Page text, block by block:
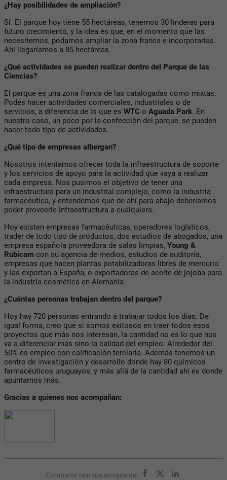
¿Hay posibilidades de ampliación?
Sí. El parque hoy tiene 55 hectáreas, tenemos 30 linderas para
futuro crecimiento, y la idea es que, en el momento que las
necesitemos, podamos ampliar la zona franca e incorporarlas.
Ahí llegaríamos a 85 hectáreas.
¿Qué actividades se pueden realizar dentro del Parque de las
Ciencias?
El parque es una zona franca de las catalogadas como mixtas.
Podés hacer actividades comerciales, industriales o de
servicios, a diferencia de lo que es WTC o Aguada Park. En
nuestro caso, un poco por la confección del parque, se pueden
hacer todo tipo de actividades.
¿Qué tipo de empresas albergan?
Nosotros intentamos ofrecer toda la infraestructura de soporte
y los servicios de apoyo para la actividad que vaya a realizar
cada empresa. Nos pusimos el objetivo de tener una
infraestructura para un industrial complejo, como la industria
farmacéutica, y entendemos que de ahí para abajo deberíamos
poder proveerle infraestructura a cualquiera.
Hoy existen empresas farmacéuticas, operadores logísticos,
trader de todo tipo de productos, dos estudios de abogados, una
empresa española proveedora de salas limpias, Young &
Rubicam con su agencia de medios, estudios de auditoría,
empresas que hacen plantas potabilizadoras libres de mercurio
y las exportan a España, o exportadoras de aceite de jojoba para
la industria cosmética en Alemania.
¿Cuántas personas trabajan dentro del parque?
Hoy hay 720 personas entrando a trabajar todos los días. De
igual forma, creo que si somos exitosos en traer todos esos
proyectos que más nos interesan, la cantidad no es lo que nos
va a diferenciar más sino la calidad del empleo. Alrededor del
50% es empleo con calificación terciaria. Además tenemos un
centro de investigación y desarrollo donde hay 80 químicos
farmacéuticos uruguayos; y más allá de la cantidad ahí es donde
apuntamos más.
Gracias a quienes nos acompañan:
Compartir con tus amigos de